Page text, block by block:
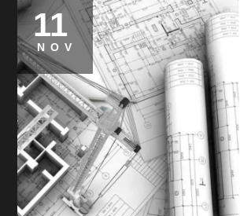
11
NOV